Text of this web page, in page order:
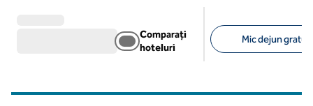
Comparați
hoteluri
Mic dejun gratuit